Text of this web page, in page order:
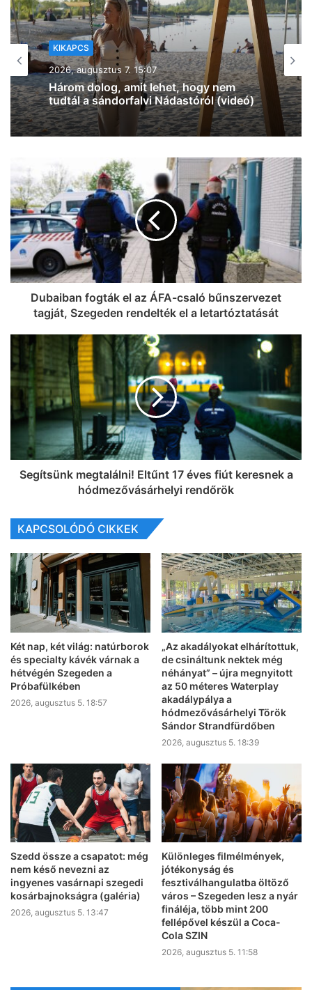
KIKAPCS
2026, augusztus 7. 12:27
Na, ez mennyire király már: 60 SZIN-
jegyet VIP-re húz fel a Coca-Cola
Szegeden!
Dubaiban fogták el az ÁFA-csaló bűnszervezet
tagját, Szegeden rendelték el a letartóztatását
Segítsünk megtalálni! Eltűnt 17 éves fiút keresnek a
hódmezővásárhelyi rendőrök
KAPCSOLÓDÓ CIKKEK
Két nap, két világ: natúrborok
és specialty kávék várnak a
hétvégén Szegeden a
Próbafülkében
2026, augusztus 5. 18:57
„Az akadályokat elhárítottuk,
de csináltunk nektek még
néhányat” – újra megnyitott
az 50 méteres Waterplay
akadálypálya a
hódmezővásárhelyi Török
Sándor Strandfürdőben
2026, augusztus 5. 18:39
Szedd össze a csapatot: még
nem késő nevezni az
ingyenes vasárnapi szegedi
kosárbajnokságra (galéria)
2026, augusztus 5. 13:47
Különleges filmélmények,
jótékonyság és
fesztiválhangulatba öltöző
város – Szegeden lesz a nyár
fináléja, több mint 200
fellépővel készül a Coca-
Cola SZIN
2026, augusztus 5. 11:58